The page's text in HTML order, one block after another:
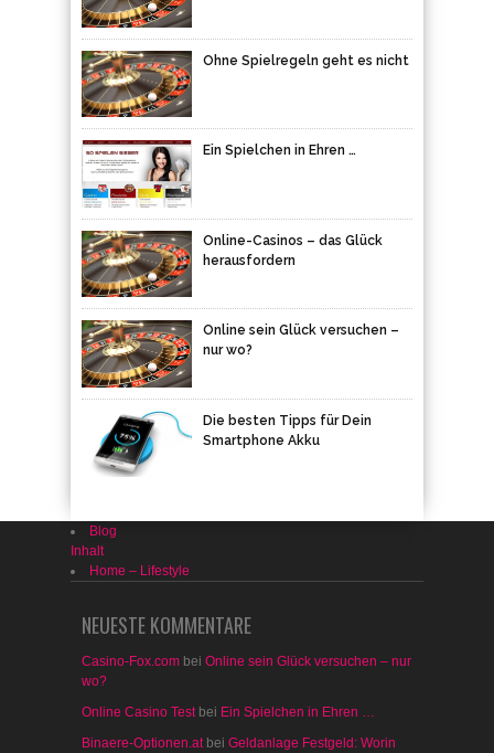
Ohne Spielregeln geht es nicht
Ein Spielchen in Ehren …
Online-Casinos – das Glück
herausfordern
Online sein Glück versuchen –
nur wo?
Die besten Tipps für Dein
Smartphone Akku
Blog
Inhalt
Home – Lifestyle
NEUESTE KOMMENTARE
Casino-Fox.com bei Online sein Glück versuchen – nur
wo?
Online Casino Testbei Ein Spielchen in Ehren …
Binaere-Optionen.atbei Geldanlage Festgeld: Worin